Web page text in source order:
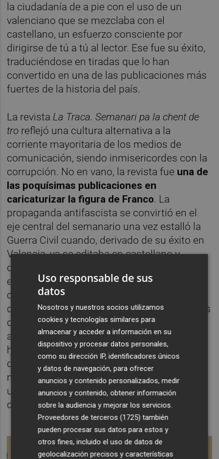
la ciudadanía de a pie con el uso de un
valenciano que se mezclaba con el
castellano, un esfuerzo consciente por
dirigirse de tú a tú al lector. Ese fue su éxito,
traduciéndose en tiradas que lo han
convertido en una de las publicaciones más
fuertes de la historia del país.
La revista La Traca. Semanari pa la chent de
tro reflejó una cultura alternativa a la
corriente mayoritaria de los medios de
comunicación, siendo inmisericordes con la
corrupción. No en vano, la revista fue una de
las poquísimas publicaciones en
caricaturizar la figura de Franco. La
propaganda antifascista se convirtió en el
eje central del semanario una vez estalló la
Guerra Civil cuando, derivado de su éxito en
Valencia, ya se editaba en castellano y
distribuía por todo el país. Hitler y Mussolini
eran representados como enemigos de la
cultura y el progreso, siendo el 17 de marzo
de 1937 cuando, por primera vez y de manos
del colaborador José María Carnicero,
aparece la figura de Franco, dibujado como
homosexual –“el general invertido”-. Vestido
de mujer, suspirando por los bellos
marroquíes o mirando de forma golosa a
unos platanos (la fruta), las viñetas no
dejaban de producirse. Hasta el final.
Uso responsable de sus
datos
Nosotros y nuestros socios utilizamos
cookies y tecnologías similares para
almacenar y acceder a información en su
dispositivo y procesar datos personales,
como su dirección IP, identificadores únicos
y datos de navegación, para ofrecer
anuncios y contenido personalizados, medir
anuncios y contenido, obtener información
sobre la audiencia y mejorar los servicios.
Proveedores de terceros (1725) también
pueden procesar sus datos para estos y
otros fines, incluido el uso de datos de
geolocalización precisos y características